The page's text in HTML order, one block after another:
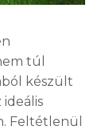
túl
készült
Feltétlenül